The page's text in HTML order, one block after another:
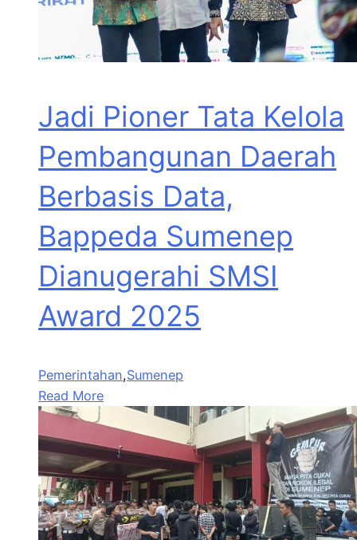
Jadi Pioner Tata Kelola
Pembangunan Daerah
Berbasis Data,
Bappeda Sumenep
Dianugerahi SMSI
Award 2025
Pemerintahan,Sumenep
Read More